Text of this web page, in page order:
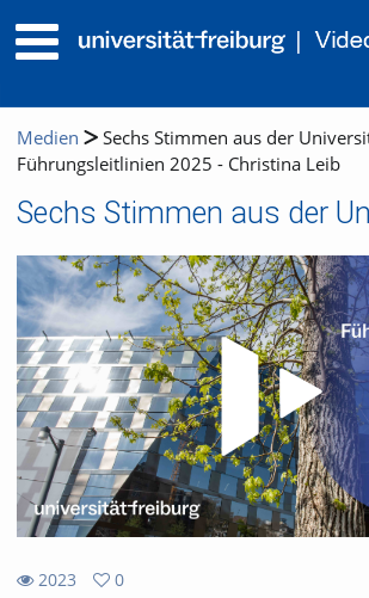
Medien
Sechs Stimmen aus der
Führungsleitlinien 2025 - Christina Leib
2023
0